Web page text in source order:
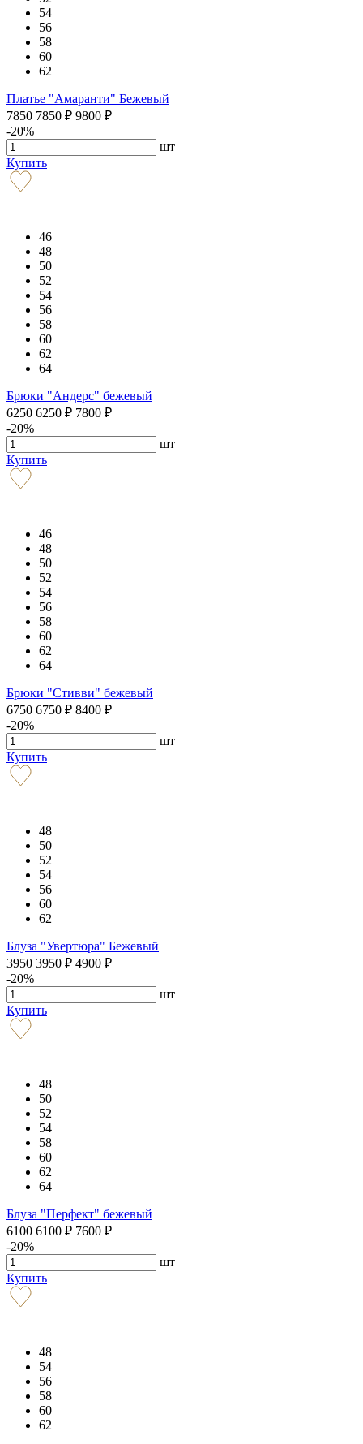
54
56
58
60
62
Платье "Амаранти" Бежевый
7850 7850 ₽ 9800 ₽
-20%
шт
Купить
46
48
50
52
54
56
58
60
62
64
Брюки "Андерс" бежевый
6250 6250 ₽ 7800 ₽
-20%
шт
Купить
46
48
50
52
54
56
58
60
62
64
Брюки "Стивви" бежевый
6750 6750 ₽ 8400 ₽
-20%
шт
Купить
48
50
52
54
56
60
62
Блуза "Увертюра" Бежевый
3950 3950 ₽ 4900 ₽
-20%
шт
Купить
48
50
52
54
58
60
62
64
Блуза "Перфект" бежевый
6100 6100 ₽ 7600 ₽
-20%
шт
Купить
48
54
56
58
60
62